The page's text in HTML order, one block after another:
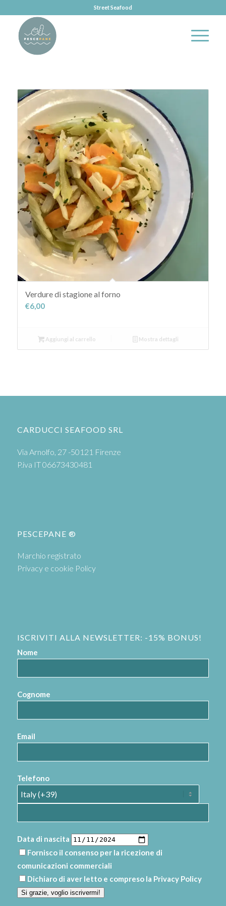
Street Seafood
Verdure di stagione al forno
€6,00
Aggiungi al carrello Mostra dettagli
CARDUCCI SEAFOOD SRL
Via Arnolfo, 27 -50121 Firenze
P.iva IT 06673430481
PESCEPANE ®
Marchio registrato
Privacy e cookie Policy
ISCRIVITI ALLA NEWSLETTER: -15% BONUS!
Nome
Cognome
Email
Telefono
Data di nascita
Fornisco il consenso per la ricezione di
comunicazioni commerciali
Dichiaro di aver letto e compreso la Privacy Policy
Si grazie, voglio iscrivermi!